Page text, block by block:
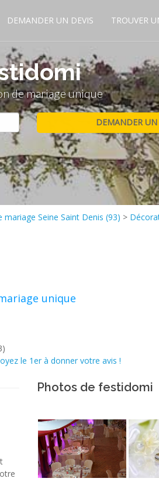
DEMANDER UN DEVIS TROUVER
de mariage unique
mariage Seine Saint Denis (93) >
unique
le 1er à donner votre avis !
Photos de festidomi